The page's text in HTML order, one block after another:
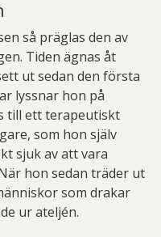
så präglas den av
Tiden ägnas åt
ut sedan den första
lyssnar hon på
till ett terapeutiskt
som hon själv
sjuk av att vara
hon sedan träder ut
som drakar
ur ateljén.